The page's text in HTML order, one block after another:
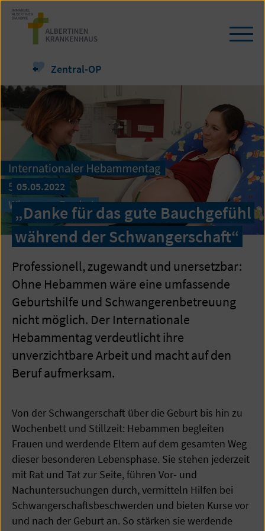
Zum
Seiteninhalt
springen
Zentral-OP
05.05.2022
„Danke für das gute Bauchgefühl
während der Schwangerschaft“
Professionell, zugewandt und unersetzbar:
Ohne Hebammen wäre eine umfassende
Geburtshilfe und Schwangerenbetreuung
nicht möglich. Der Internationale
Hebammentag verdeutlicht ihre
unverzichtbare Arbeit und macht auf den
Beruf aufmerksam.
Von der Schwangerschaft über die Geburt bis hin zu
Wochenbett und Stillzeit: Hebammen begleiten
Frauen und werdende Eltern auf dem gesamten Weg
dieser besonderen Lebensphase. Sie stehen jederzeit
mit Rat und Tat zur Seite, führen Vor- und
Nachuntersuchungen durch, vermitteln Hilfen bei
Schwangerschaftsbeschwerden und bieten Kurse vor
und nach der Geburt an. So stärken sie werdende